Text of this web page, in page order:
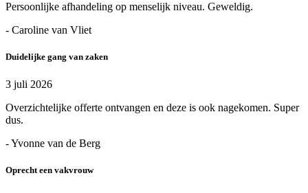
Persoonlijke afhandeling op menselijk niveau. Geweldig.
- Caroline van Vliet
Duidelijke gang van zaken
3 juli 2026
Overzichtelijke offerte ontvangen en deze is ook nagekomen. Super
dus.
- Yvonne van de Berg
Oprecht een vakvrouw